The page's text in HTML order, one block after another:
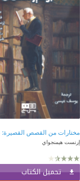
إرنست هيمنجواي
تحميل الكتاب